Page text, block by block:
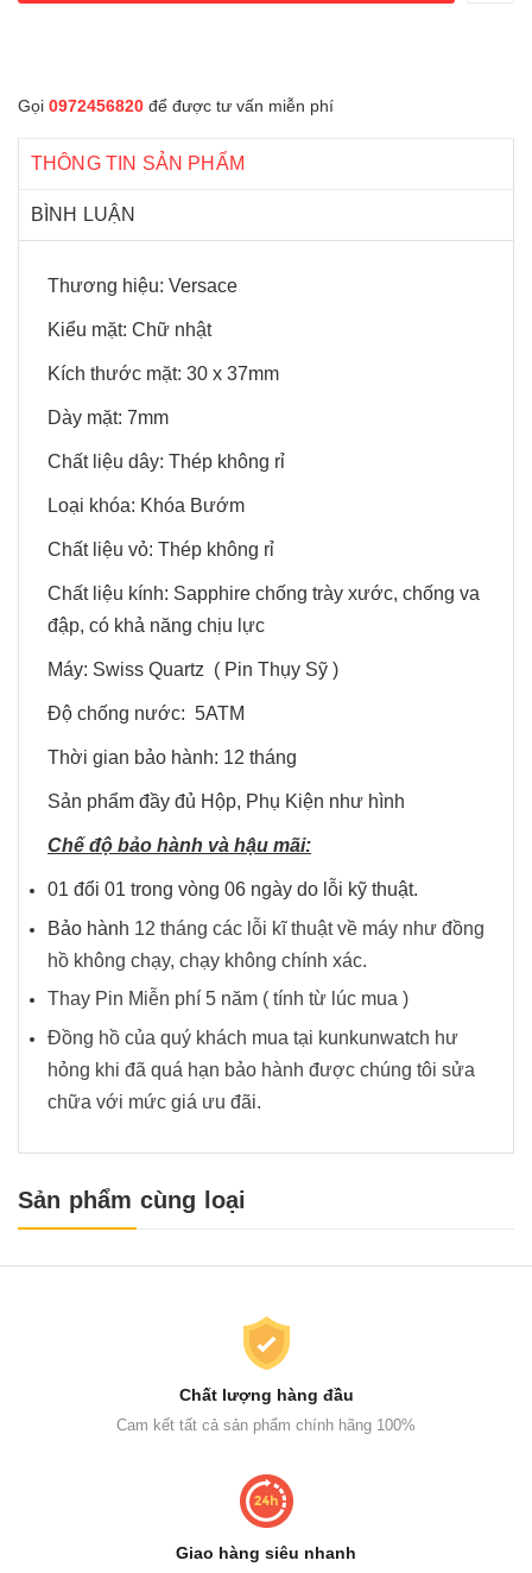
Gọi 0972456820 để được tư vấn miễn phí
THÔNG TIN SẢN PHẨM
BÌNH LUẬN
Thương hiệu: Versace
Kiểu mặt: Chữ nhật
Kích thước mặt: 30 x 37mm
Dày mặt: 7mm
Chất liệu dây: Thép không rỉ
Loại khóa: Khóa Bướm
Chất liệu vỏ: Thép không rỉ
Chất liệu kính: Sapphire chống trày xước, chống va
đập, có khả năng chịu lực
Máy: Swiss Quartz ( Pin Thụy Sỹ )
Độ chống nước: 5ATM
Thời gian bảo hành: 12 tháng
Sản phẩm đầy đủ Hộp, Phụ Kiện như hình
Chế độ bảo hành và hậu mãi:
01 đổi 01 trong vòng 06 ngày do lỗi kỹ thuật.
Bảo hành 12 tháng các lỗi kĩ thuật về máy như đồng
hồ không chạy, chạy không chính xác.
Thay Pin Miễn phí 5 năm ( tính từ lúc mua )
Đồng hồ của quý khách mua tại kunkunwatch hư
hỏng khi đã quá hạn bảo hành được chúng tôi sửa
chữa với mức giá ưu đãi.
Sản phẩm cùng loại
Chất lượng hàng đầu
Cam kết tất cả sản phẩm chính hãng 100%
Giao hàng siêu nhanh